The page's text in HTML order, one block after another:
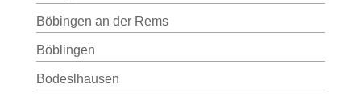
Böbingen an der Rems
Böblingen
Bodeslhausen